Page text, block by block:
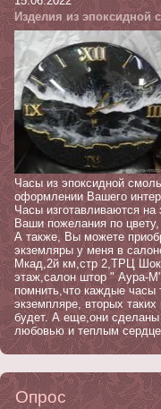
Изделия из эпоксидной
Часы из эпоксидной
оформлении Вашего
Часы изготавливаются на
Ваши пожелания по
А также, Вы можете
экземляры у меня в
Мкад,2й км,стр 2,ТРЦ
этаж,салон штор " Аура-
помнить,что каждые часы
экземпляре, вторых таких
будет. А еще,они
любовью и теплым
Опрос